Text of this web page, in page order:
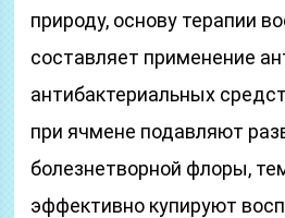
природу, основу терапии
составляет применение
антибактериальных
при ячмене подавляют
болезнетворной флоры,
эффективно купируют